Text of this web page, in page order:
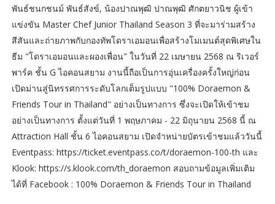
พันธ์ชนกชนม์ พันธ์สังข์, น้องปาณพุฒิ ปาณพุฒิ ศักตยาวนิช ผู้เข้า
แข่งขัน Master Chef Junior Thailand Season 3 ที่จะมาร่ามสร้าง
สีสันและถ่ายภาพกับกองทัพโดราเอมอนเพื่อสร้างโมเมนต์สุดพิเศษใน
ธีม "โดราเอมอนและผองเพื่อน" ในวันที่ 22 เมษายน 2568 ณ ริเวอร์
พาร์ค ชั้น G ไอคอนสยาม งานนี้ถือเป็นการอุ่นเครื่องครั้งใหญ่ก่อน
เปิดม่านสู่นิทรรศการระดับโลกเต็มรูปแบบ "100% Doraemon &
Friends Tour in Thailand" อย่างเป็นทางการ ซึ่งจะเปิดให้เข้าชม
อย่างเป็นทางการ ตั้งแต่วันที่ 1 พฤษภาคม - 22 มิถุนายน 2568 นี้ ณ
Attraction Hall ชั้น 6 ไอคอนสยาม เปิดจำหน่ายบัตรเข้าชมแล้ววันนี้
Eventpass: https://ticket.eventpass.co/t/doraemon-100-th และ
Klook: https://s.klook.com/th_doraemon สอบถามข้อมูลเพิ่มเติม
ได้ที่ Facebook : 100% Doraemon & Friends Tour in Thailand